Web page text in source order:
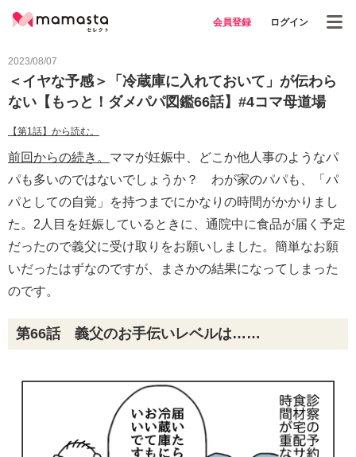
会員登録 ログイン
2023/08/07
＜イヤな予感＞「冷蔵庫に入れておいて」が伝わら
ない【もっと！ダメパパ図鑑66話】#4コマ母道場
【第1話】から読む。
前回からの続き。 ママが妊娠中、どこか他人事のようなパ
パも多いのではないでしょうか？ わが家のパパも、「パ
パとしての自覚」を持つまでにかなりの時間がかかりまし
た。2人目を妊娠しているときに、通院中に食品が届く予定
だったので義父に受け取りをお願いしました。簡単なお願
いだったはずなのですが、まさかの結果になってしまった
のです。
第66話 義父のお手伝いレベルは……